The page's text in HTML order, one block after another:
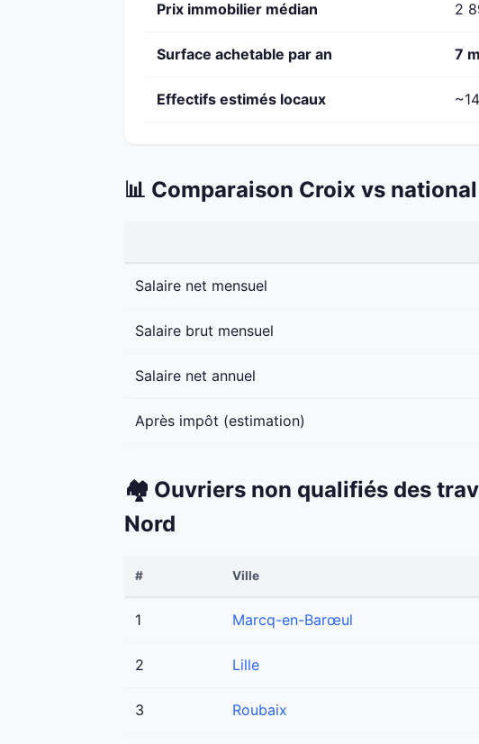
Prix immobilier médian 2
Surface achetable par an 7
Effectifs estimés locaux
📊 Comparaison Croix vs national
Salaire net mensuel
Salaire brut mensuel
Salaire net annuel
Après impôt (estimation)
🏘️ Ouvriers non qualifiés des
Nord
# Ville
1 Marcq-en-Barœul
2 Lille
3 Roubaix